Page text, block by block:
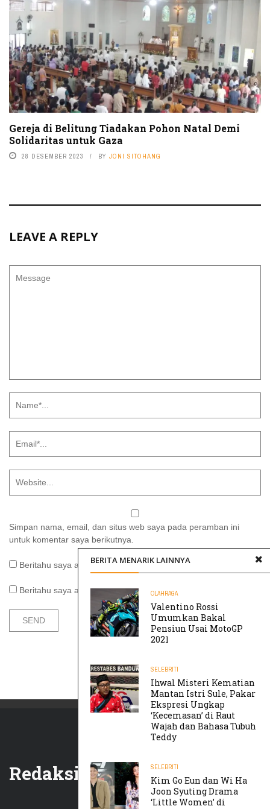
Gereja di Belitung Tiadakan Pohon Natal Demi
Solidaritas untuk Gaza
28 DESEMBER 2023 BY JONI SITOHANG
LEAVE A REPLY
Simpan nama, email, dan situs web saya pada peramban ini
untuk komentar saya berikutnya.
Beritahu saya akan tindak lanjut komentar melalui surel.
Beritahu saya akan tulisan baru melalui surel.
BERITA MENARIK LAINNYA
OLAHRAGA
Valentino Rossi
Umumkan Bakal
Pensiun Usai MotoGP
2021
SELEBRITI
Ihwal Misteri Kematian
Mantan Istri Sule, Pakar
Ekspresi Ungkap
‘Kecemasan’ di Raut
Wajah dan Bahasa Tubuh
Teddy
SELEBRITI
Kim Go Eun dan Wi Ha
Joon Syuting Drama
‘Little Women’ di
Redaksi